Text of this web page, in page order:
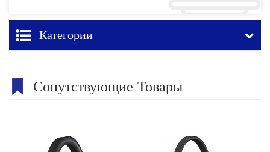
Категории
Сопутствующие Товары